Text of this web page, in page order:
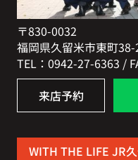
〒830-0032
福岡県久留米市東町38-
TEL：0942-27-6363 /
来店予約
WITH THE LIFE JR